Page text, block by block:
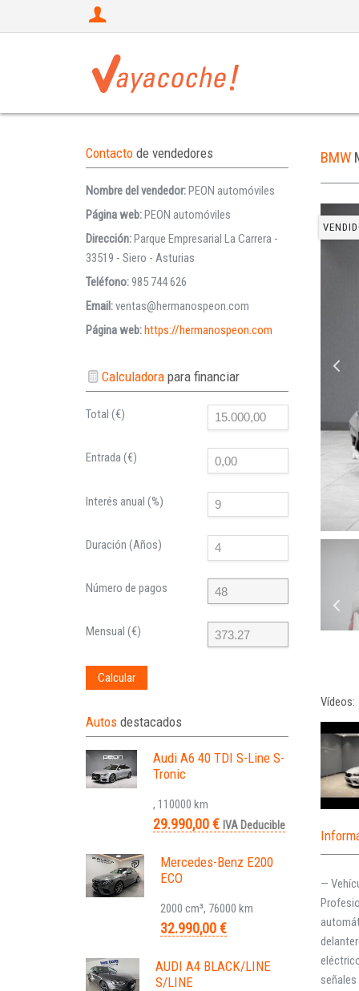
BMW
Vídeos:
—
Contacto de vendedores
Nombre del vendedor:PEON automóviles
Página web:PEON automóviles
Dirección:Parque Empresarial La Carrera -
33519 - Siero - Asturias
Teléfono:985 744 626
Email:ventas@hermanospeon.com
Página web:https://hermanospeon.com
Calculadorapara financiar
Total (€)
Entrada (€)
Interés anual (%)
Duración (Años)
Número de pagos
Mensual (€)
Calcular
Autos destacados
Audi A6 40 TDI S-Line S-
Tronic
, 110000 km
29.990,00 €IVA Deducible
Mercedes-Benz E200
ECO
2000 cm³, 76000 km
32.990,00 €
AUDI A4 BLACK/LINE
S/LINE